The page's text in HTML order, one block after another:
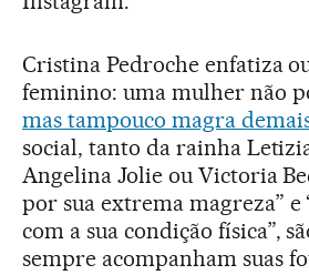
Cristina Pedroche enfatiza
feminino: uma mulher não
mas tampouco magra
social, tanto da rainha
Angelina Jolie ou Victoria
por sua extrema magreza” e
com a sua condição física”,
sempre acompanham suas